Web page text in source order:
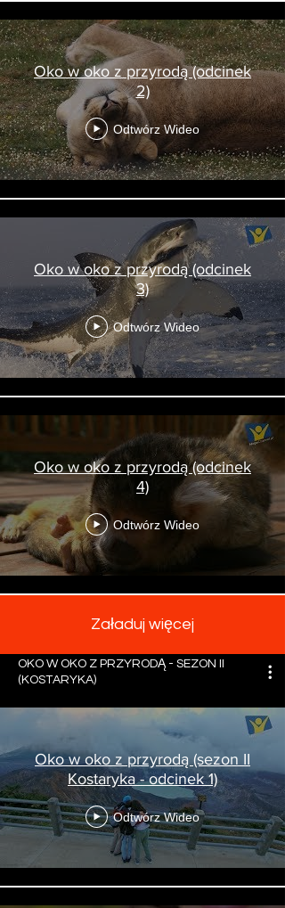
Oko w oko z przyrodą (odcinek
2)
Odtwórz Wideo
Oko w oko z przyrodą (odcinek
3)
Odtwórz Wideo
Oko w oko z przyrodą (odcinek
4)
Odtwórz Wideo
Załaduj więcej
OKO W OKO Z PRZYRODĄ - SEZON II
(KOSTARYKA)
Oko w oko z przyrodą (sezon II
Kostaryka - odcinek 1)
Odtwórz Wideo